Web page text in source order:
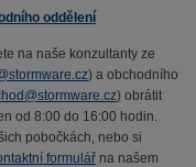
oddělení
na naše konzultanty ze
) a obchodního
) obrátit
od 8:00 do 16:00 hodin.
pobočkách, nebo si
formulář na našem